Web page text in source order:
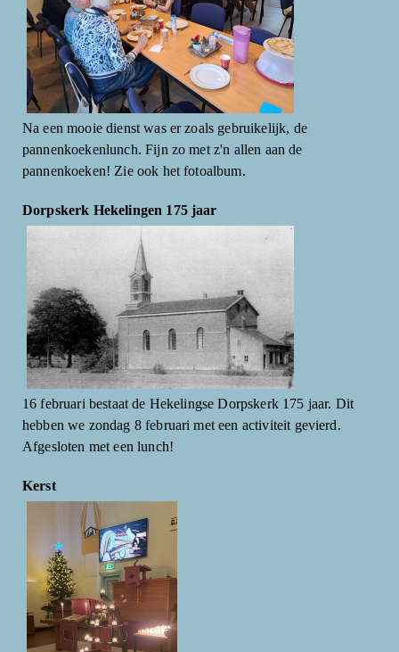
Na een mooie dienst was er zoals gebruikelijk, de
pannenkoekenlunch. Fijn zo met z'n allen aan de
pannenkoeken! Zie ook het fotoalbum.
Dorpskerk Hekelingen 175 jaar
16 februari bestaat de Hekelingse Dorpskerk 175 jaar. Dit
hebben we zondag 8 februari met een activiteit gevierd.
Afgesloten met een lunch!
Kerst